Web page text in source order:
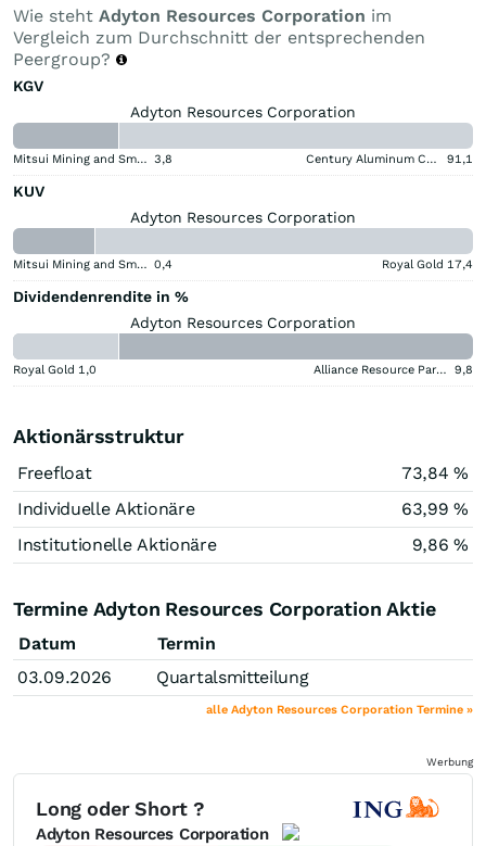
Wie steht Adyton Resources Corporation im
Vergleich zum Durchschnitt der entsprechenden
Peergroup?
KGV
Adyton Resources Corporation
Mitsui Mining and Smelting Company 3,8 Century Aluminum Company 91,1
KUV
Adyton Resources Corporation
Mitsui Mining and Smelting Company 0,4 Royal Gold 17,4
Dividendenrendite in %
Adyton Resources Corporation
Royal Gold 1,0 Alliance Resource Partners 9,8
Aktionärsstruktur
Freefloat
73,84 %
Individuelle Aktionäre
63,99 %
Institutionelle Aktionäre
9,86 %
Termine Adyton Resources Corporation Aktie
Datum
Termin
03.09.2026
Quartalsmitteilung
alle Adyton Resources Corporation Termine »
Werbung
Long oder Short ?
Adyton Resources Corporation